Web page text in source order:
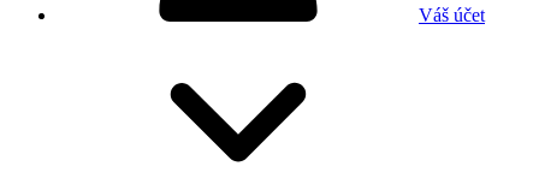
Váš účet